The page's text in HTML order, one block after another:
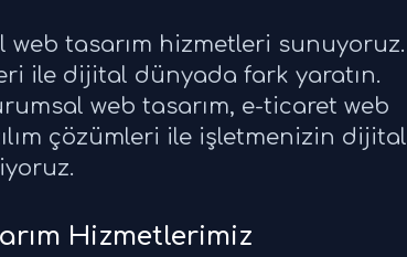
tasarım hizmetleri sunuyoruz.
ile dijital dünyada fark yaratın.
web tasarım, e-ticaret web
çözümleri ile işletmenizin dijital
Hizmetlerimiz